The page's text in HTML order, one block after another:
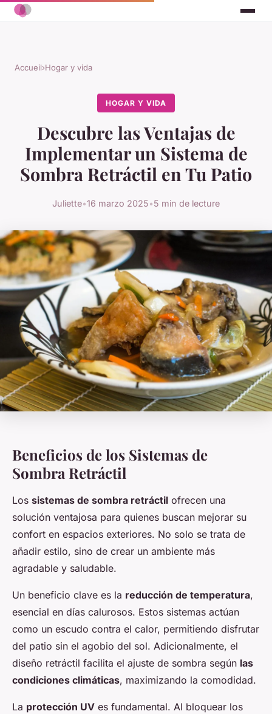
Accueil›Hogar y vida
HOGAR Y VIDA
Descubre las Ventajas de
Implementar un Sistema de
Sombra Retráctil en Tu Patio
Juliette•16 marzo 2025•5 min de lecture
Beneficios de los Sistemas de
Sombra Retráctil
Los sistemas de sombra retráctil ofrecen una
solución ventajosa para quienes buscan mejorar su
confort en espacios exteriores. No solo se trata de
añadir estilo, sino de crear un ambiente más
agradable y saludable.
Un beneficio clave es la reducción de temperatura,
esencial en días calurosos. Estos sistemas actúan
como un escudo contra el calor, permitiendo disfrutar
del patio sin el agobio del sol. Adicionalmente, el
diseño retráctil facilita el ajuste de sombra según las
condiciones climáticas, maximizando la comodidad.
La protección UV es fundamental. Al bloquear los